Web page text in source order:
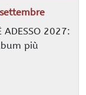
2027:
più